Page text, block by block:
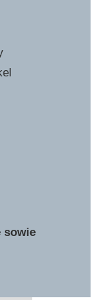
sowie